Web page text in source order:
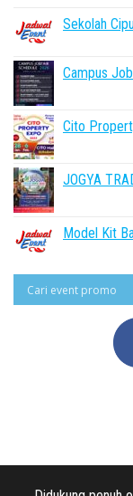
Sekolah
Campus
Cito
JOGYA
Model Kit